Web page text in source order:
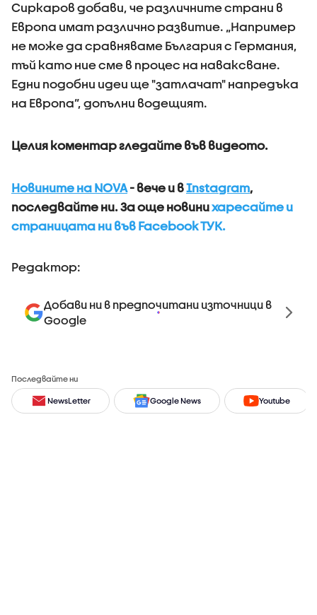
Сиркаров добави, че различните страни в
Европа имат различно развитие. „Например
не може да сравняваме България с Германия,
тъй като ние сме в процес на наваксване.
Едни подобни идеи ще "затлачат" напредъка
на Европа”, допълни водещият.
Целия коментар гледайте във видеото.
Новините на NOVA- вече и вInstagram,
последвайте ни.За още новинихаресайте и
страницата ни във Facebook ТУК.
Редактор:
Добави ни в предпочитани източници в
Google
Последвайте ни
NewsLetter Google News Youtube